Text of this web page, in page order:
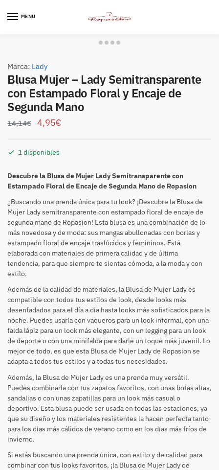
MENU
Marca: Lady
Blusa Mujer – Lady Semitransparente
con Estampado Floral y Encaje de
Segunda Mano
14,14€ 4,95€
1 disponibles
Descubre la Blusa de Mujer Lady Semitransparente con
Estampado Floral de Encaje de Segunda Mano de Ropasion
¿Buscando una prenda única para tu look? ¡Descubre la Blusa de
Mujer Lady semitransparente con estampado floral de encaje de
segunda mano de Ropasion! Esta blusa es una combinación de lo
más novedosa y de moda: sus mangas abullonadas con borlas y
estampado floral de encaje traslúcidos y femininos. Está
elaborada con materiales de primera calidad y de última
tendencia, para que siempre te sientas cómoda, a la moda y con
estilo.
Además de la calidad de materiales, la Blusa de Mujer Lady es
compatible con todos tus estilos de look, desde looks más
desenfadados para el día a día hasta looks más sofisticados para la
noche. Puedes usarla con vaqueros para un look informal, con una
falda lápiz para un look más elegante, con un legging para un look
de deporte o con una minifalda para darle un toque más juvenil. Lo
mejor de todo, es que esta Blusa de Mujer Lady de Ropasion se
adapta a todos tus estilos y a todas tus necesidades.
Además, la Blusa de Mujer Lady es una prenda muy versátil.
Puedes combinarla con tus zapatos favoritos, con unas botas altas,
sandalias o con unas zapatillas para un look más casual o
deportivo. Esta blusa puede ser usada en todas las estaciones, ya
que su diseño y los materiales resistentes la hacen perfecta tanto
para los días más cálidos de verano como en los días más fríos de
invierno.
Si estás buscando una prenda única, con estilo y de calidad para
combinar con tus looks favoritos, ¡la Blusa de Mujer Lady de